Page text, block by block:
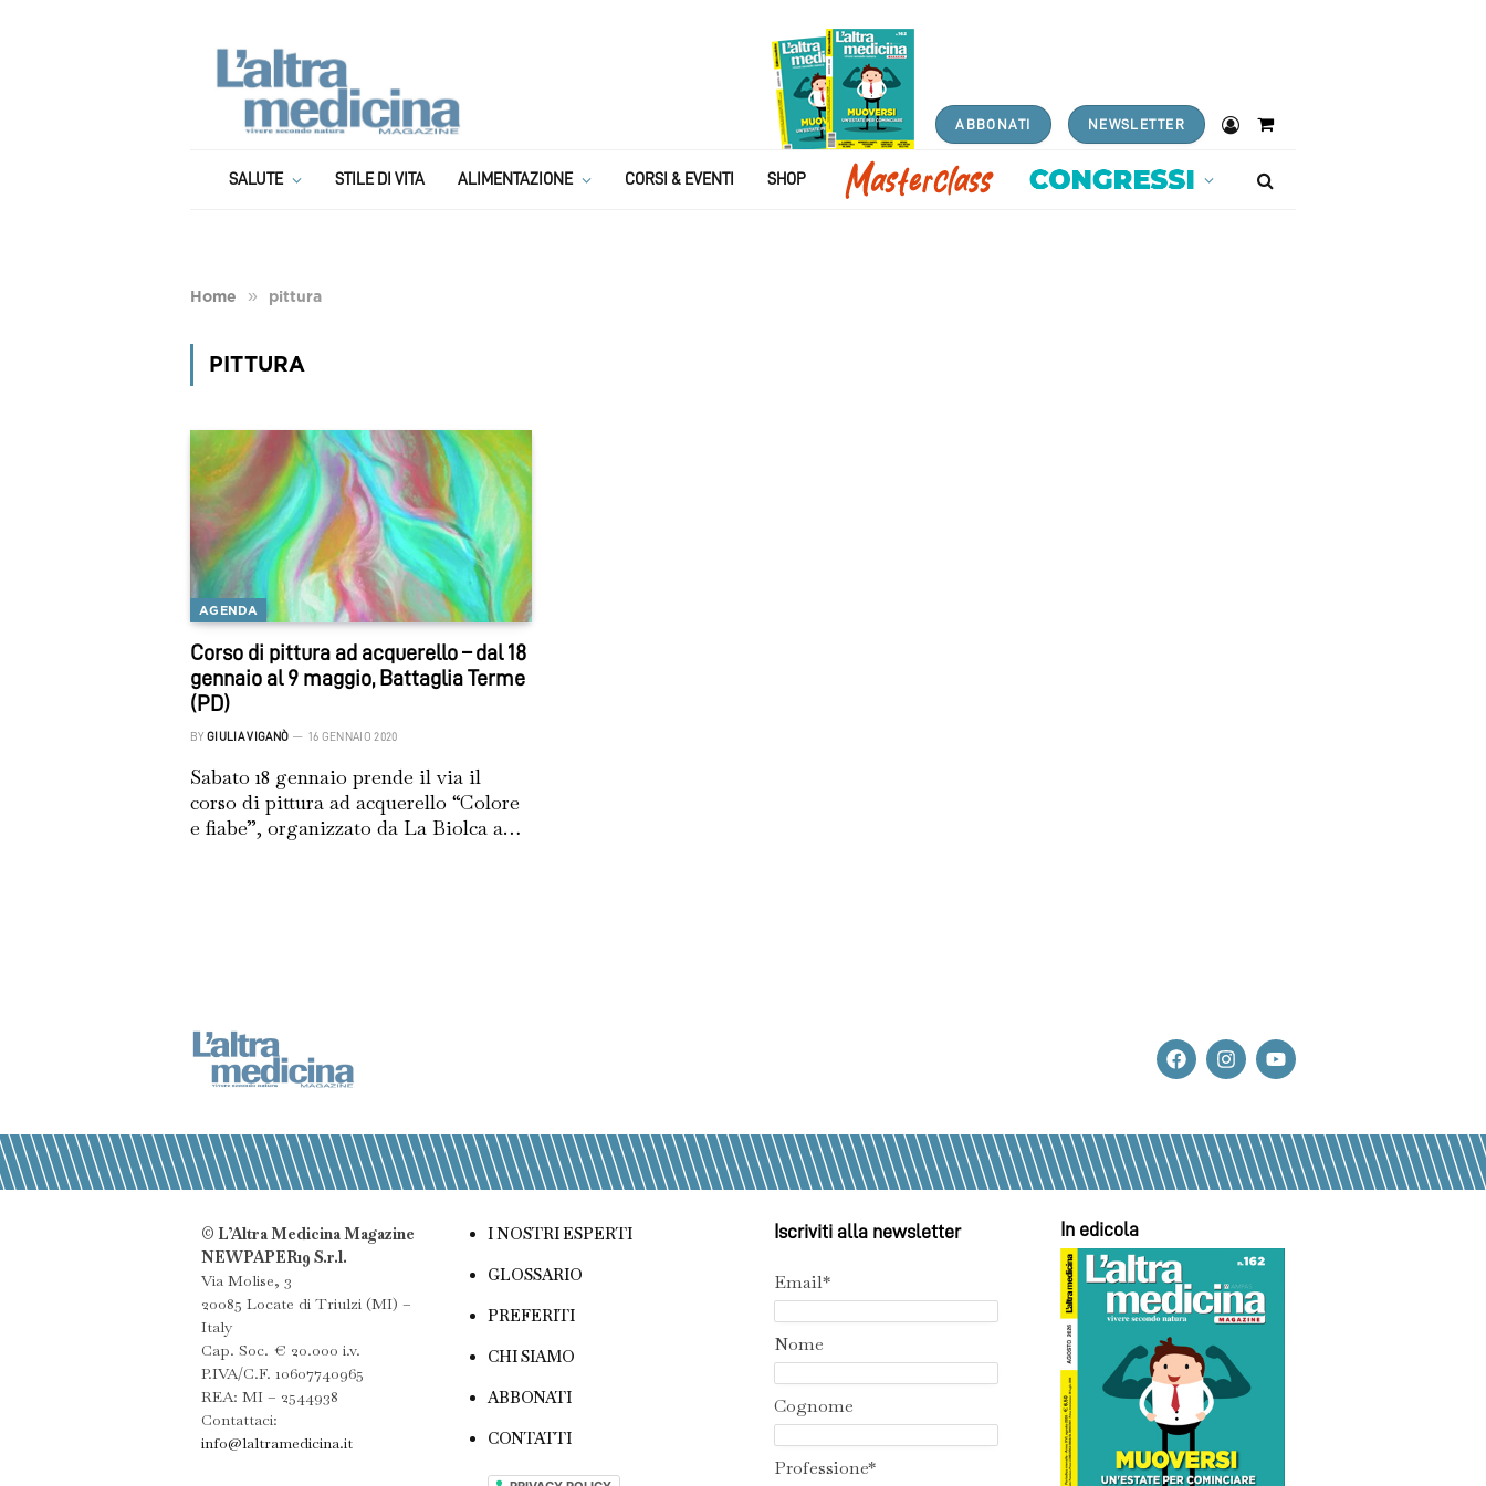
ABBONATI NEWSLETTER
Shopping
SALUTE STILE DI VITA ALIMENTAZIONE CORSI & EVENTI SHOP
Home » pittura
PITTURA
AGENDA
Corso di pittura ad acquerello – dal 18
gennaio al 9 maggio, Battaglia Terme
(PD)
BY GIULIA VIGANÒ 16 GENNAIO 2020
Sabato 18 gennaio prende il via il
corso di pittura ad acquerello “Colore
e fiabe”, organizzato da La Biolca a…
© L’Altra Medicina Magazine
NEWPAPER19 S.r.l.
Via Molise, 3
20085 Locate di Triulzi (MI) –
Italy
Cap. Soc. € 20.000 i.v.
P.IVA/C.F. 10607740965
REA: MI – 2544938
Contattaci:
info@laltramedicina.it
I NOSTRI ESPERTI
GLOSSARIO
PREFERITI
CHI SIAMO
ABBONATI
CONTATTI
Iscriviti alla newsletter
Email*
Nome
Cognome
Professione*
In edicola